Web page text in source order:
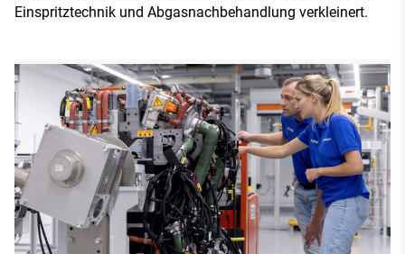
Einspritztechnik und Abgasnachbehandlung verkleinert.